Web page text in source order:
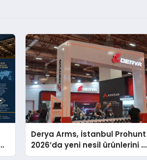
Derya Arms, İstanbul Prohunt
2026’da yeni nesil ürünlerini ve
global marka vizyonunu